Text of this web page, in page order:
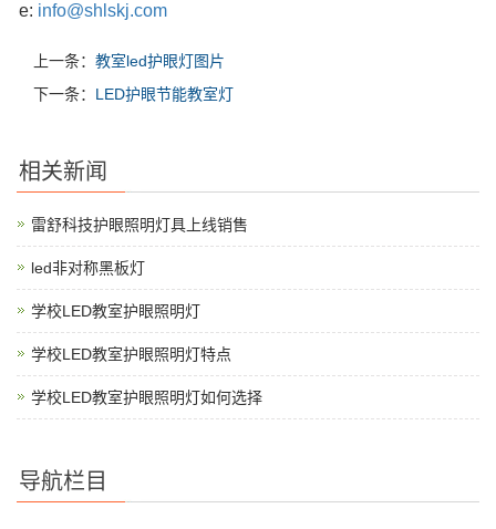
e: info@shlskj.com
上一条： 教室led护眼灯图片
下一条： LED护眼节能教室灯
相关新闻
雷舒科技护眼照明灯具上线销售
led非对称黑板灯
学校LED教室护眼照明灯
学校LED教室护眼照明灯特点
学校LED教室护眼照明灯如何选择
导航栏目